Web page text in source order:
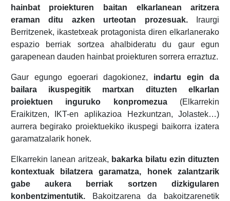
hainbat proiekturen baitan elkarlanean aritzera
eraman ditu azken urteotan prozesuak.Iraurgi
Berritzenek, ikastetxeak protagonista diren elkarlanerako
espazio berriak sortzea ahalbideratu du gaur egun
garapenean dauden hainbat proiekturen sorrera erraztuz.
Gaur egungo egoerari dagokionez, indartu egin da
bailara ikuspegitik martxan dituzten elkarlan
proiektuen inguruko konpromezua(Elkarrekin
Eraikitzen, IKT-en aplikazioa Hezkuntzan, Jolastek…)
aurrera begirako proiektuekiko ikuspegi baikorra izatera
garamatzalarik honek.
Elkarrekin lanean aritzeak, bakarka bilatu ezin dituzten
kontextuak bilatzera garamatza, honek zalantzarik
gabe aukera berriak sortzen dizkigularen
konbentzimentutik.Bakoitzarena da bakoitzarenetik